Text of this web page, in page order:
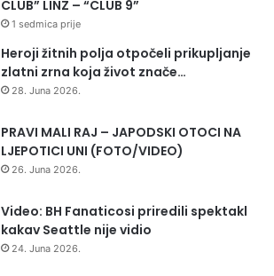
CLUB” LINZ – “CLUB 9”
1 sedmica prije
Heroji žitnih polja otpočeli prikupljanje
zlatni zrna koja život znače…
28. Juna 2026.
PRAVI MALI RAJ – JAPODSKI OTOCI NA
LJEPOTICI UNI (FOTO/VIDEO)
26. Juna 2026.
Video: BH Fanaticosi priredili spektakl
kakav Seattle nije vidio
24. Juna 2026.